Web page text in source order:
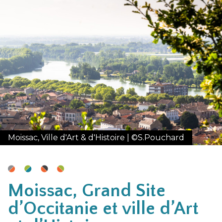
Moissac, Ville d'Art & d'Histoire | ©S.Pouchard
Moissac, Grand Site
d’Occitanie et ville d’Art